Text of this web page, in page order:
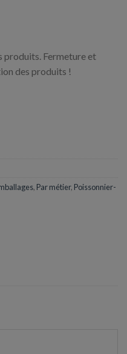
produits. Fermeture et
des produits !
, Par métier, Poissonnier-